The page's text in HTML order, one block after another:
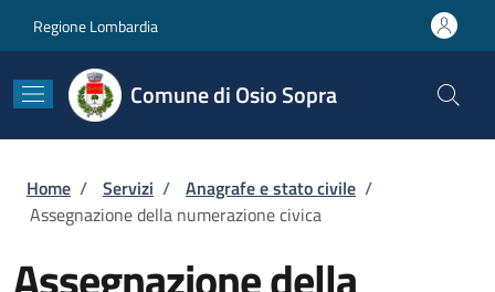
Regione Lombardia
Comune di Osio Sopra
Briciole di pane
Home / Servizi / Anagrafe e stato civile /
Assegnazione della numerazione civica